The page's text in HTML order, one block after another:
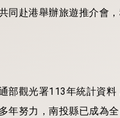
同赴港舉辦旅遊推介會
部觀光署113年統計資
努力，南投縣已成為